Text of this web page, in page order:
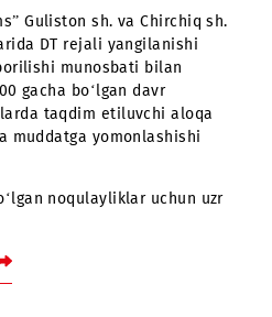
Guliston sh. va Chirchiq
DT rejali yangilanishi
borilishi munosbati bilan
gacha bo‘lgan davr
muddatga yomonlashishi
bo‘lgan noqulayliklar uchun uzr